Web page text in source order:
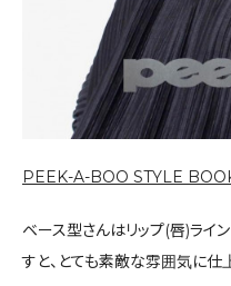
PEEK-A-BOO STYLE
ベース型さんはリップ(唇)ライ
すと、とても素敵な雰囲気に仕